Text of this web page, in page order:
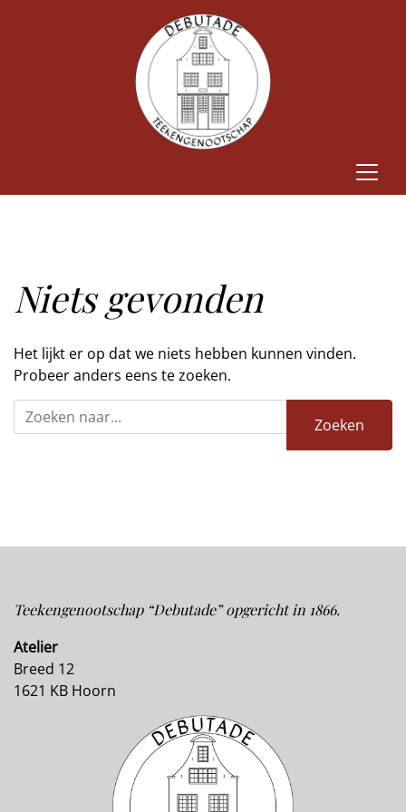
Niets gevonden
Het lijkt er op dat we niets hebben kunnen vinden.
Probeer anders eens te zoeken.
Teekengenootschap “Debutade” opgericht in 1866.
Atelier
Breed 12
1621 KB Hoorn